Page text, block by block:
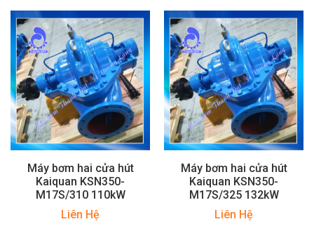
Máy bơm hai cửa hút
Kaiquan KSN350-
M17S/310 110kW
Liên Hệ
Máy bơm hai cửa hút
Kaiquan KSN350-
M17S/325 132kW
Liên Hệ